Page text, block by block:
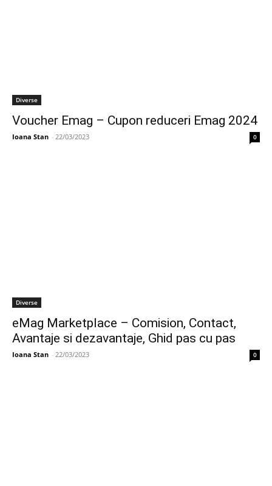
Diverse
Voucher Emag – Cupon reduceri Emag 2024
Ioana Stan - 22/03/2023 0
Diverse
eMag Marketplace – Comision, Contact,
Avantaje si dezavantaje, Ghid pas cu pas
Ioana Stan - 22/03/2023 0